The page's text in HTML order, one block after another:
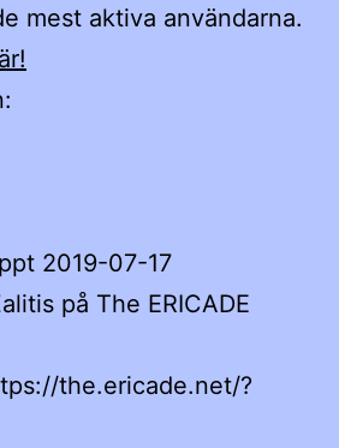
mest aktiva användarna.
2019-07-17
på The ERICADE
the.ericade.net/?